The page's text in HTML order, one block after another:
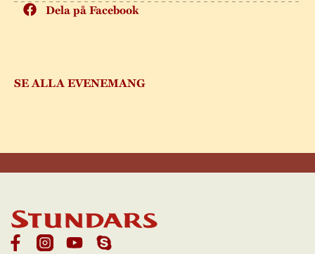
Dela på Facebook
SE ALLA EVENEMANG